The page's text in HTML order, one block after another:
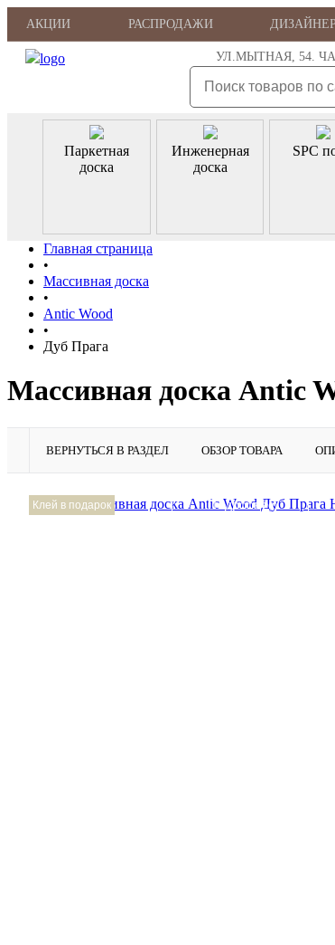
АКЦИИ РАСПРОДАЖИ
УЛ.МЫТНАЯ, 54.
Паркетная
доска
Инженерная
доска
SPC
Главная страница
•
Массивная доска
•
Antic Wood
•
Дуб Прага
Массивная доска Antic
ВЕРНУТЬСЯ В РАЗДЕЛ ОБЗОР ТОВАРА
Клей в подарок Подробнее